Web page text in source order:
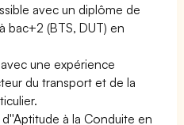
avec un diplôme de
bac+2 (BTS, DUT) en
une expérience
du transport et de la
à la Conduite en